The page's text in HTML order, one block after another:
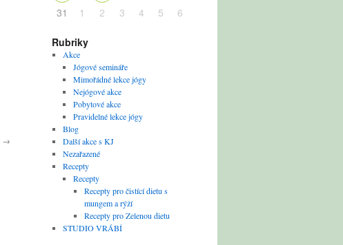
→
31
1 2 3 4 5 6
Rubriky
Akce
Jógové semináře
Mimořádné lekce jógy
Nejógové akce
Pobytové akce
Pravidelné lekce jógy
Blog
Další akce s KJ
Nezařazené
Recepty
Recepty
Recepty pro čistící dietu s
mungem a rýží
Recepty pro Zelenou dietu
STUDIO VRÁBÍ